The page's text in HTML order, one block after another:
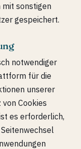
mit sonstigen
gespeichert.
notwendiger
für die
unserer
Cookies
es erforderlich,